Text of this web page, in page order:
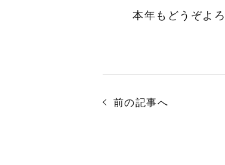
本年もどうぞよ
前の記事へ